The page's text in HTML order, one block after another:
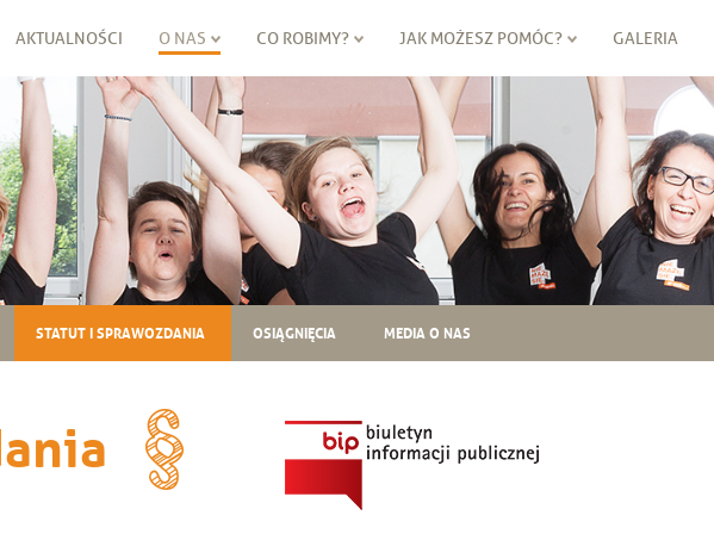
AKTUALNOŚCI O NAS CO ROBIMY? JAK MOŻESZ POMÓC? GALERIA
STATUT I SPRAWOZDANIA OSIĄGNIĘCIA MEDIA O NAS